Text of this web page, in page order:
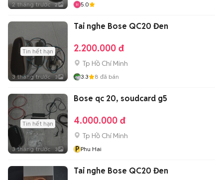
2 tháng trước 2 5.0
Tin hết hạn
3 tháng trước 3
Tai nghe Bose QC20 Đen
2.200.000 đ
Tp Hồ Chí Minh
3.3 8 đã bán
Tin hết hạn
3 tháng trước 3
Bose qc 20, soudcard g5
4.000.000 đ
Tp Hồ Chí Minh
P Phu Hai
Tai nghe Bose QC20 Đen